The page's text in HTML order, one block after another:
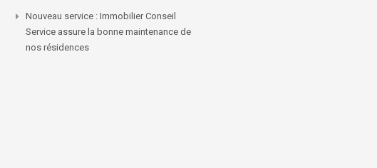
Nouveau service : Immobilier Conseil
Service assure la bonne maintenance de
nos résidences